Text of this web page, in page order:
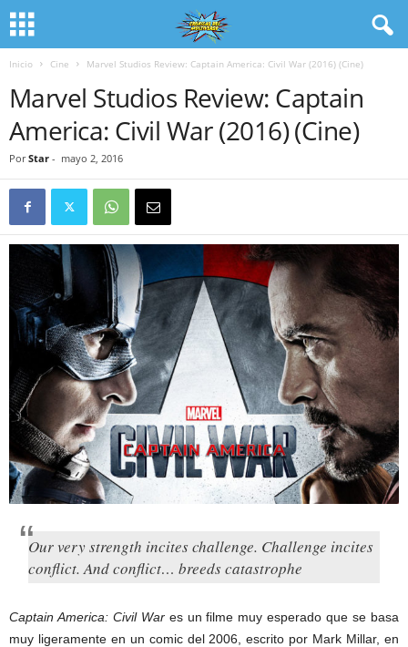
Inicio Cine Marvel Studios Review: Captain America: Civil War (2016) (Cine)
Marvel Studios Review: Captain
America: Civil War (2016) (Cine)
Por Star - mayo 2, 2016
Our very strength incites challenge. Challenge incites
conflict. And conflict… breeds catastrophe
Captain America: Civil Wares un filme muy esperado que se basa
muy ligeramente en un comic del 2006, escrito por Mark Millar, en